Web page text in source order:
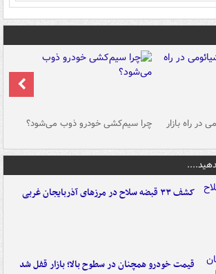
در راه بازار چرا سیم‌کشی خودرو ذوب می‌شود؟
کشف ۳۳ قبضه سلاح در مرزهای آذربایجان غربی
قیمت خودرو همچنان در سطوح بالا؛ بازار قفل شد